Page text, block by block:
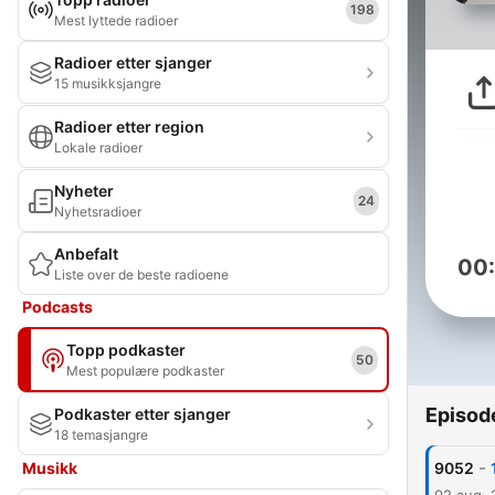
Mest lyttede radioer
198
Radioer etter sjanger
15 musikksjangre
Radioer etter region
Lokale radioer
Nyheter
Nyhetsradioer
24
Anbefalt
Liste over de beste radioene
Podcasts
Topp podkaster
Mest populære podkaster
50
Podkaster etter sjanger
18 temasjangre
Musikk 9052 -